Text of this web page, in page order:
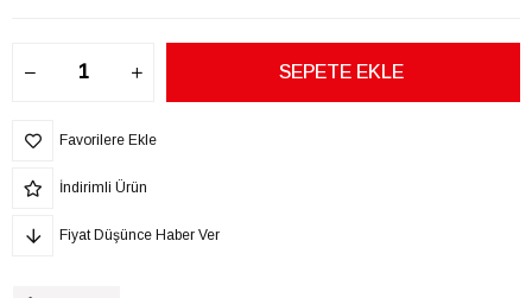
Favorilere Ekle
İndirimli Ürün
Fiyat Düşünce Haber Ver